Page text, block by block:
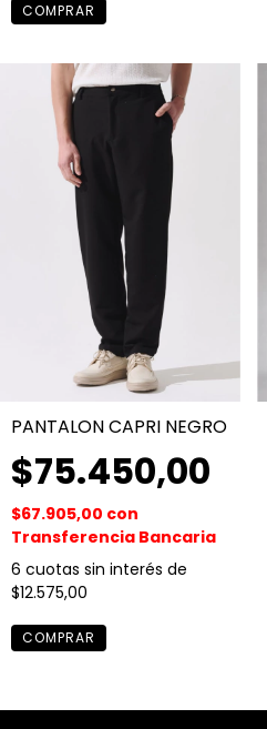
COMPRAR
PANTALON CAPRI NEGRO
$75.450,00
$67.905,00 con
Transferencia Bancaria
6 cuotas sin interés de
$12.575,00
COMPRAR